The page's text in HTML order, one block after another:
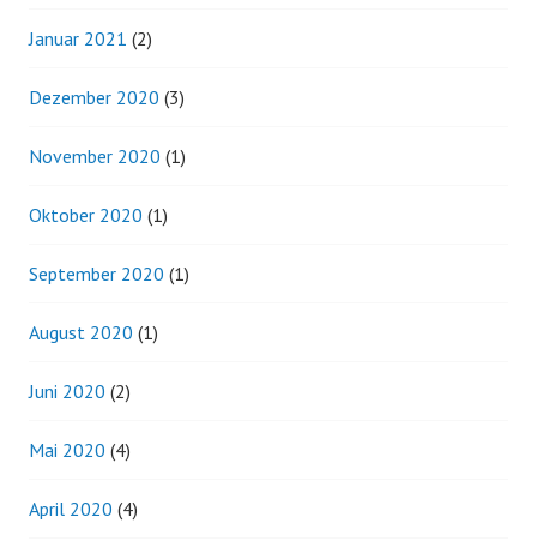
Januar 2021 (2)
Dezember 2020 (3)
November 2020 (1)
Oktober 2020 (1)
September 2020 (1)
August 2020 (1)
Juni 2020 (2)
Mai 2020 (4)
April 2020 (4)